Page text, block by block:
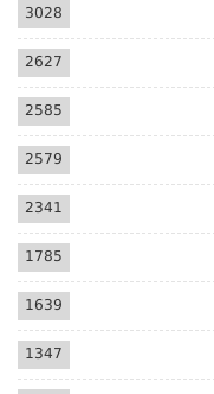
3028
2627
2585
2579
2341
1785
1639
1347